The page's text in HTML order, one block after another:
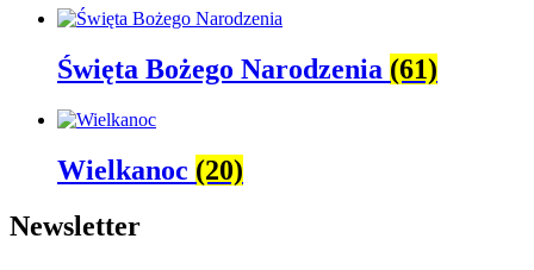
Święta Bożego Narodzenia (61)
Wielkanoc (20)
Newsletter